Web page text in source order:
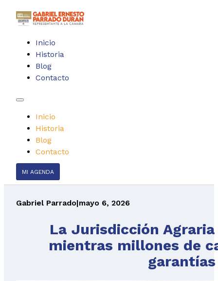
Inicio
Historia
Blog
Contacto
Inicio
Historia
Blog
Contacto
MI AGENDA
Gabriel Parrado|mayo 6, 2026
La Jurisdicción
mientras millones de